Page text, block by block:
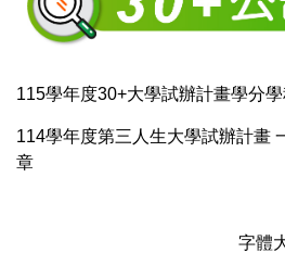
115學年度30+大學試辦計畫學分
114學年度第三人生大學試辦計畫
章
字體